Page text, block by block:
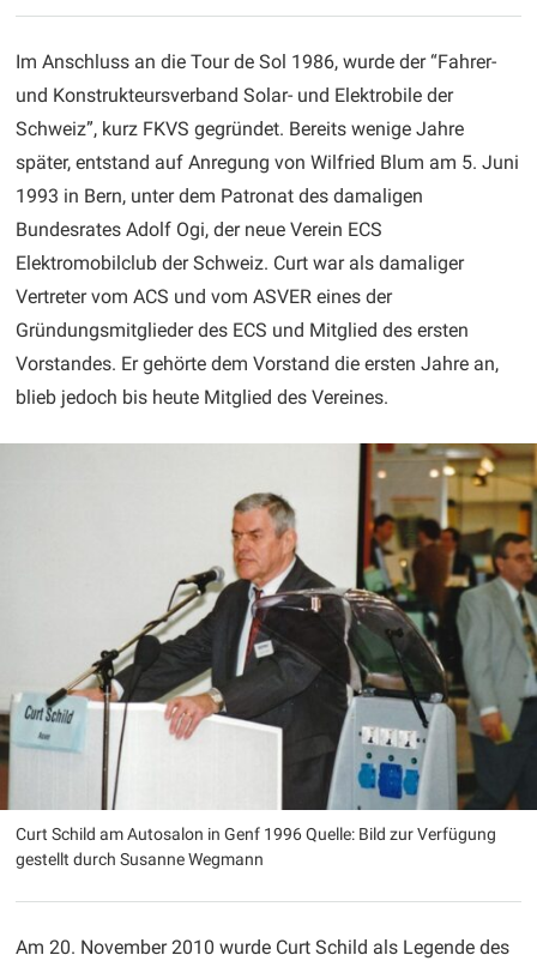
Im Anschluss an die Tour de Sol 1986, wurde der “Fahrer-
und Konstrukteursverband Solar- und Elektrobile der
Schweiz”, kurz FKVS gegründet. Bereits wenige Jahre
später, entstand auf Anregung von Wilfried Blum am 5. Juni
1993 in Bern, unter dem Patronat des damaligen
Bundesrates Adolf Ogi, der neue Verein ECS
Elektromobilclub der Schweiz. Curt war als damaliger
Vertreter vom ACS und vom ASVER eines der
Gründungsmitglieder des ECS und Mitglied des ersten
Vorstandes. Er gehörte dem Vorstand die ersten Jahre an,
blieb jedoch bis heute Mitglied des Vereines.
Curt Schild am Autosalon in Genf 1996 Quelle: Bild zur Verfügung
gestellt durch Susanne Wegmann
Am 20. November 2010 wurde Curt Schild als Legende des